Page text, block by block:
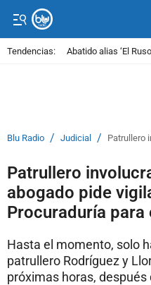
Tendencias: Abatido alias ‘El
Blu Radio / Judicial / Patrullero
Patrullero
abogado pide
Procuraduría para
Hasta el momento, solo
patrullero Rodríguez y
próximas horas, después